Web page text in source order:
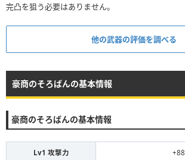
完凸を狙う必要はありません。
他の武器の評価を調べる
豪商のそろばんの基本情報
豪商のそろばんの基本情報
Lv1 攻撃力 +88